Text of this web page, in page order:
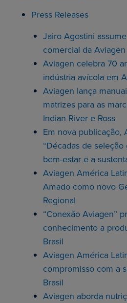
Press Releases
Jairo Agostini
comercial da
Aviagen celebra 70
indústria avícola em
Aviagen lança
matrizes para as
Indian River e Ross
Em nova publicação,
“Décadas de
bem-estar e a
Aviagen América
Amado como novo
Regional
“Conexão Aviagen”
conhecimento a
Brasil
Aviagen América
compromisso com a
Brasil
Aviagen aborda